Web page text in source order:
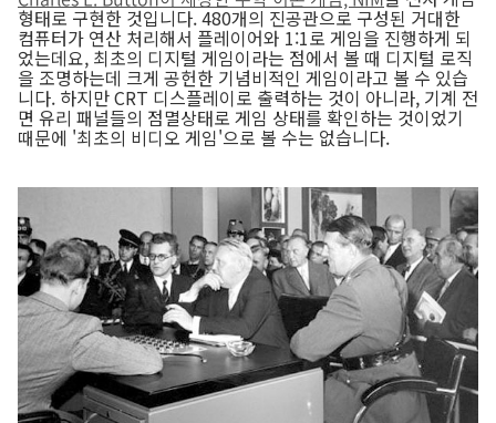
형태로 구현한 것입니다. 480개의 진공관으로 구성된 거대한
컴퓨터가 연산 처리해서 플레이어와 1:1로 게임을 진행하게 되
었는데요, 최초의 디지털 게임이라는 점에서 볼 때 디지털 로직
을 조명하는데 크게 공헌한 기념비적인 게임이라고 볼 수 있습
니다. 하지만 CRT 디스플레이로 출력하는 것이 아니라, 기계 전
면 유리 패널들의 점멸상태로 게임 상태를 확인하는 것이었기
때문에 '최초의 비디오 게임'으로 볼 수는 없습니다.